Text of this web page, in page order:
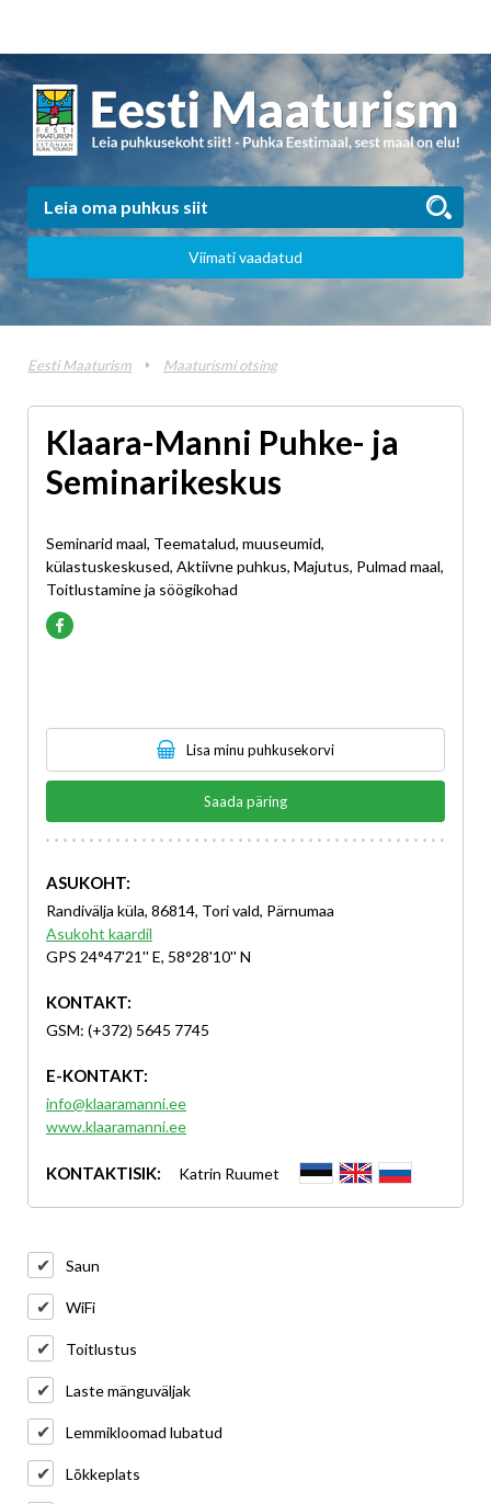
Viimati vaadatud
Eesti Maaturism Maaturismi otsing
Klaara-Manni Puhke- ja
Seminarikeskus
Seminarid maal, Teematalud, muuseumid,
külastuskeskused, Aktiivne puhkus, Majutus, Pulmad maal,
Toitlustamine ja söögikohad
Lisa minu puhkusekorvi
Saada päring
ASUKOHT:
Randivälja küla, 86814, Tori vald, Pärnumaa
Asukoht kaardil
GPS 24°47'21'' E, 58°28'10'' N
KONTAKT:
GSM: (+372) 5645 7745
E-KONTAKT:
info@klaaramanni.ee
www.klaaramanni.ee
KONTAKTISIK: Katrin Ruumet
Saun
WiFi
Toitlustus
Laste mänguväljak
Lemmikloomad lubatud
Lõkkeplats